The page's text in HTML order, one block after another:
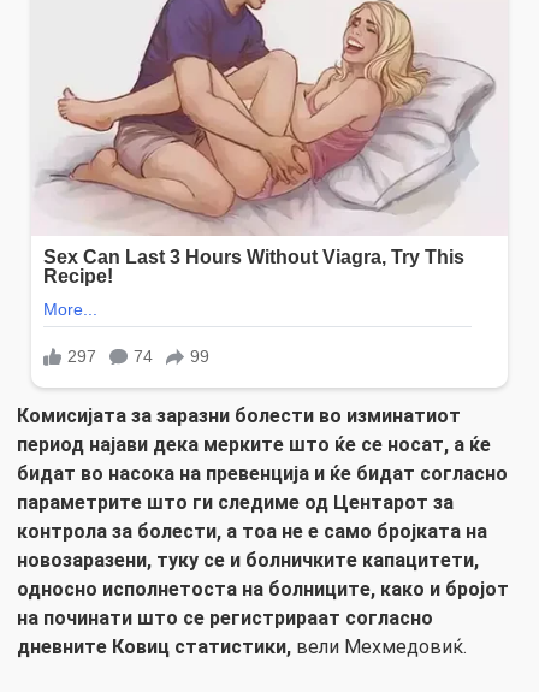
Комисијата за заразни болести во изминатиот
период најави дека мерките што ќе се носат, а ќе
бидат во насока на превенција и ќе бидат согласно
параметрите што ги следиме од Центарот за
контрола за болести, а тоа не е само бројката на
новозаразени, туку се и болничките капацитети,
односно исполнетоста на болниците, како и бројот
на починати што се регистрираат согласно
дневните Ковиц статистики, вели Мехмедовиќ.